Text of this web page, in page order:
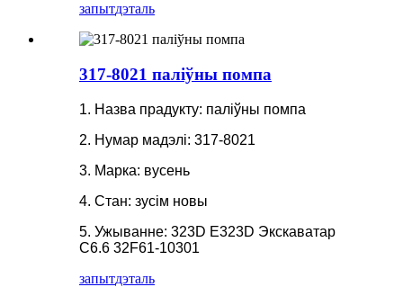
запытдэталь
317-8021 паліўны помпа
1. Назва прадукту: паліўны помпа
2. Нумар мадэлі: 317-8021
3. Марка: вусень
4. Стан: зусім новы
5. Ужыванне: 323D E323D Экскаватар
C6.6 32F61-10301
запытдэталь